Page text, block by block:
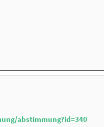
abstimmung?id=340